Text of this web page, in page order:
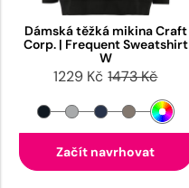
Dámská těžká mikina Craft
Corp. | Frequent Sweatshirt
W
1229 Kč 1473 Kč
Začít navrhovat